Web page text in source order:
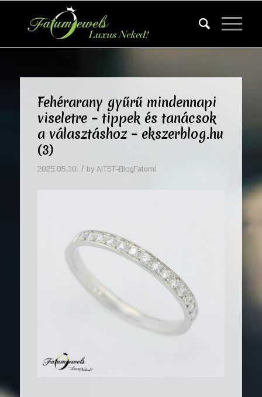
Fehérarany gyűrű mindennapi
viseletre – tippek és tanácsok
a választáshoz – ekszerblog.hu
(3)
2025.05.30. / by AITST-BlogFatumJ